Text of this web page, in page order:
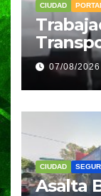
CIUDAD
Puebla
07/08/2026
CIUDAD
Asalta